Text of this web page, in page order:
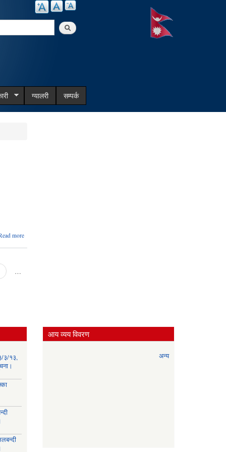
ग्यालरी सम्पर्क
more
…
३/१३,
आय व्यय विवरण
अन्य